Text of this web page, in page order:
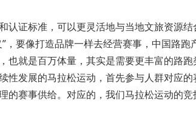
证标准，可以更灵活地与当地文旅资源结
要像打造品牌一样去经营赛事，中国路
就是百万体量，其实是需要更丰富的路
发展的马拉松运动，首先参与人群对应
赛事供给。对应的，我们马拉松运动的